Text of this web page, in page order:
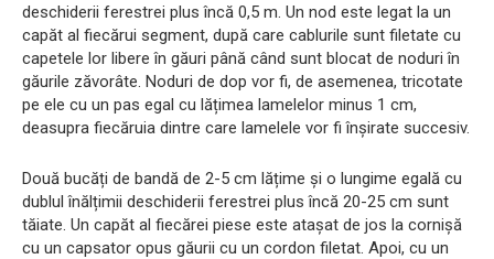
deschiderii ferestrei plus încă 0,5 m. Un nod este legat la un
capăt al fiecărui segment, după care cablurile sunt filetate cu
capetele lor libere în găuri până când sunt blocat de noduri în
găurile zăvorâte. Noduri de dop vor fi, de asemenea, tricotate
pe ele cu un pas egal cu lățimea lamelelor minus 1 cm,
deasupra fiecăruia dintre care lamelele vor fi înșirate succesiv.
Două bucăți de bandă de 2-5 cm lățime și o lungime egală cu
dublul înălțimii deschiderii ferestrei plus încă 20-25 cm sunt
tăiate. Un capăt al fiecărei piese este atașat de jos la cornișă
cu un capsator opus găurii cu un cordon filetat. Apoi, cu un